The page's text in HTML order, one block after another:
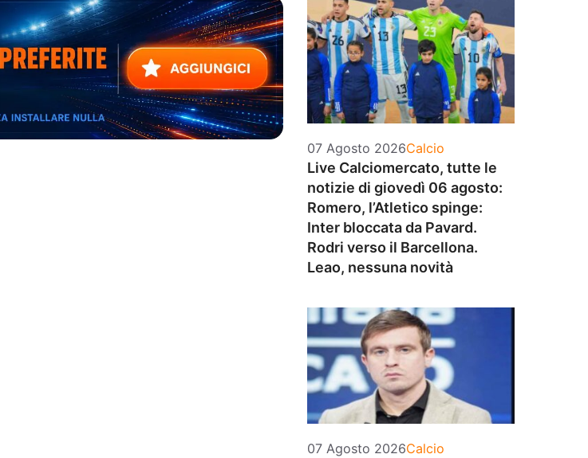
07 Agosto 2026Categorie
Calcio
Live Calciomercato, tutte le
notizie di giovedì 06 agosto:
Romero, l’Atletico spinge:
Inter bloccata da Pavard.
Rodri verso il Barcellona.
Leao, nessuna novità
07 Agosto 2026Categorie
Calcio